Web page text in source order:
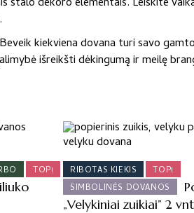
kiekviena dovana turi savo
išreikšti dėkingumą ir meilę
TOP!
RIBOTAS KIEKIS
TOP!
SIMBOLINĖS DOVANOS
„Velykiniai zuikiai” 2